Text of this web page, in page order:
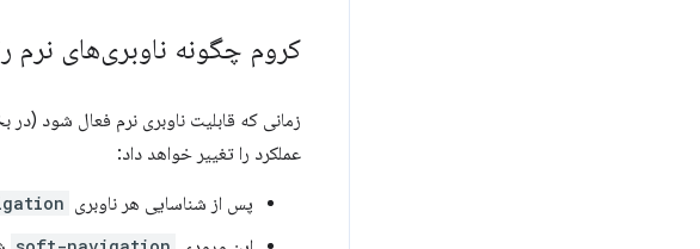
کروم چگونه ناوبری‌های نرم
زمانی که قابلیت ناوبری نرم فعال شود
عملکرد را تغییر خواهد داد:
پس از شناسایی هر ناوبری